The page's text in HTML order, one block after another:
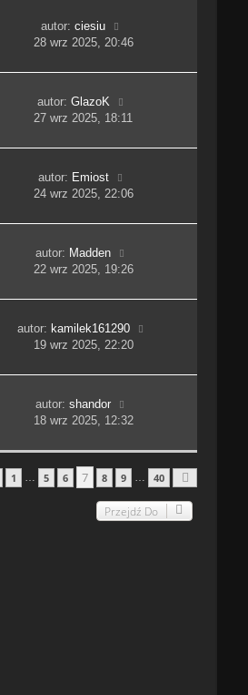
autor:ciesiu
28 wrz 2025, 20:46
autor: GlazoK
27 wrz 2025, 18:11
autor: Emiost
24 wrz 2025, 22:06
autor: Madden
22 wrz 2025, 19:26
autor: kamilek161290
19 wrz 2025, 22:20
autor:shandor
18 wrz 2025, 12:32
ZPoprzednia
1 … 5 6 7 8 9 … 40
Przejdź Do